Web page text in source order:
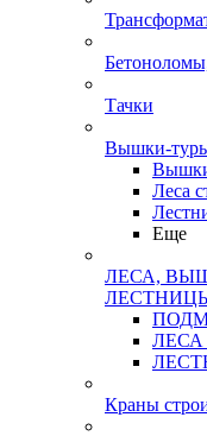
Тачки
Вышки-
Леса
Еще
ЛЕСА,
Краны